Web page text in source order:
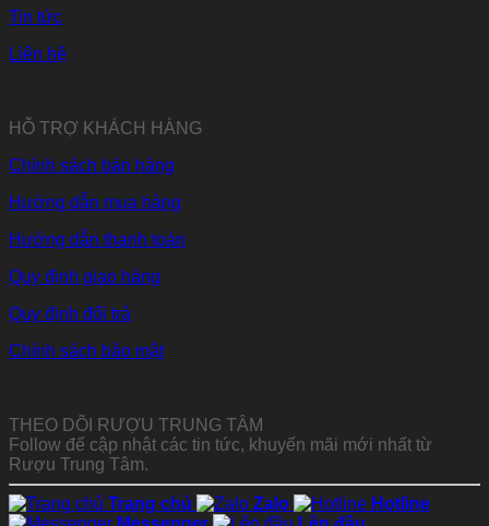
Tin tức
Liên hệ
HỖ TRỢ KHÁCH HÀNG
Chính sách bán hàng
Hướng dẫn mua hàng
Hướng dẫn thanh toán
Quy định giao hàng
Quy định đổi trả
Chính sách bảo mật
THEO DÕI RƯỢU TRUNG TÂM
Follow để cập nhật các tin tức, khuyến mãi mới nhất từ
Rượu Trung Tâm.
Trang chủ Zalo
Hotline